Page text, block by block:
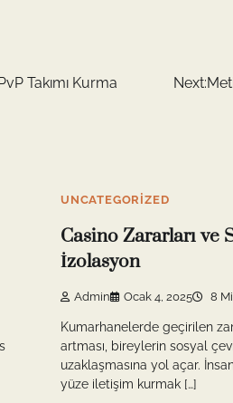
Takımı Kurma Next:
UNCATEGORIZED
Casino Zararları ve
İzolasyon
Admin Ocak 4, 2025 8
Kumarhanelerde geçirilen
artması, bireylerin sosyal
uzaklaşmasına yol açar.
yüze iletişim kurmak […]